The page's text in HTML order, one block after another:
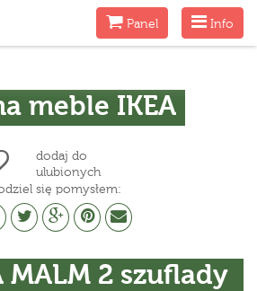
Menu
Info
MenuPanel
meble IKEA
dodaj do
ulubionych
się pomysłem:
MALM 2 szuflady